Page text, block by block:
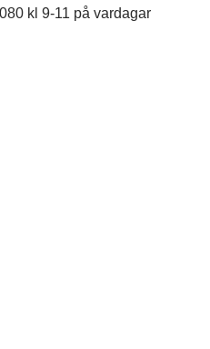
kl 9-11 på vardagar